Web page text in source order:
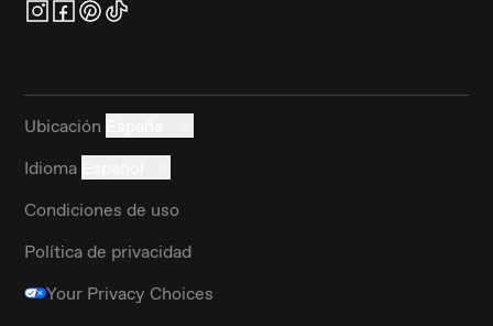
Ubicación
Idioma
Condiciones de uso
Política de privacidad
Your Privacy Choices